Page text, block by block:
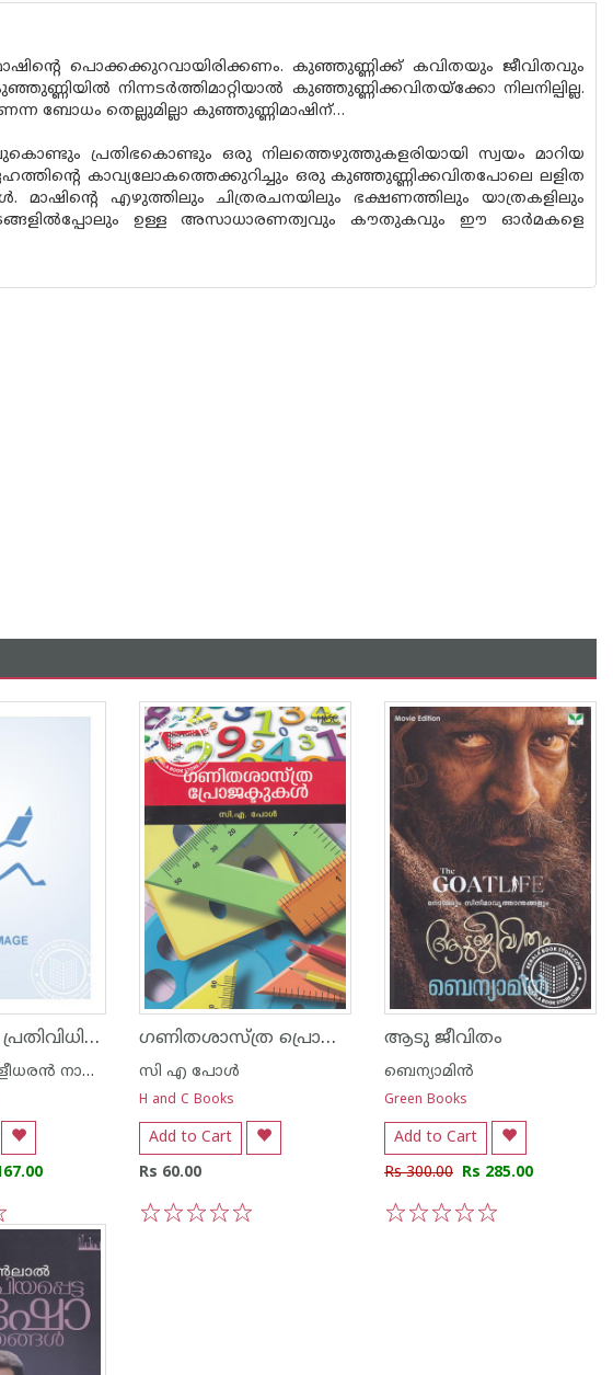
പൊക്കക്കുറവായിരിക്കണം. കുഞ്ഞുണ്ണിക്ക് കവിതയും ജീവിതവും
നിന്നടർത്തിമാറ്റിയാൽ കുഞ്ഞുണ്ണിക്കവിതയ്ക്കോ നിലനില്പില്ല.
ബോധം തെല്ലുമില്ലാ കുഞ്ഞുണ്ണിമാഷിന്…
പ്രതിഭകൊണ്ടും ഒരു നിലത്തെഴുത്തുകളരിയായി സ്വയം മാറിയ
കാവ്യലോകത്തെക്കുറിച്ചും ഒരു കുഞ്ഞുണ്ണിക്കവിതപോലെ ലളിത
മാഷിന്റെ എഴുത്തിലും ചിത്രരചനയിലും ഭക്ഷണത്തിലും യാത്രകളിലും
ഉള്ള അസാധാരണത്വവും കൗതുകവും ഈ ഓർമകളെ
രോഗങ്ങളും പ്രതിവിധികളും
ഡോ കെ മുരളീധരന്‍ നായര്‍ വെള്ളയമ്പലം
ഗണിതശാസ്ത്ര പ്രൊജക്ടുകള്‍
സി എ പോള്‍
H and C Books
Add to Cart
Rs 60.00
ആടു ജീവിതം
ബെന്യാമിന്‍
Green Books
Add to Cart
Rs 300.00 Rs 285.00